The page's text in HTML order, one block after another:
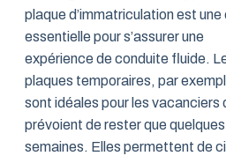
plaque d’immatriculation est une
essentielle pour s’assurer une
expérience de conduite fluide.
plaques temporaires, par
sont idéales pour les vacanciers
prévoient de rester que quelques
semaines. Elles permettent de